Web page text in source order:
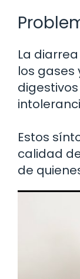
La
los
Estos
calidad
de